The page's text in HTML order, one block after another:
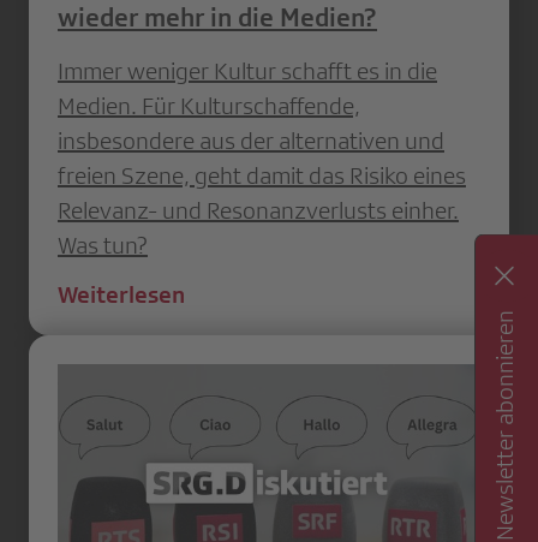
wieder mehr in die Medien?
Immer weniger Kultur schafft es in die
Medien. Für Kulturschaffende,
insbesondere aus der alternativen und
freien Szene, geht damit das Risiko eines
Relevanz- und Resonanzverlusts einher.
Was tun?
Weiterlesen
Newsletter abonnieren